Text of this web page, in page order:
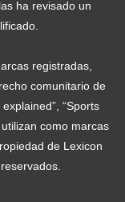
ha revisado un
registradas,
comunitario de
“Sports
como marcas
de Lexicon